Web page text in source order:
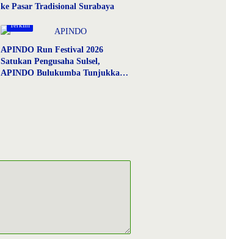
ke Pasar Tradisional Surabaya
Terkini
APINDO Run Festival 2026
Satukan Pengusaha Sulsel,
APINDO Bulukumba Tunjukkan